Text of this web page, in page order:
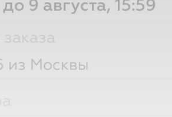
9 августа, 15:59
из Москвы